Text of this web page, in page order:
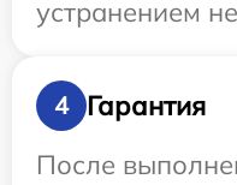
устранением
4
Гарантия
После